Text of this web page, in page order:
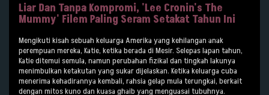
Liar Dan Tanpa Kompromi, 'Lee Cronin's The
Mummy' Filem Paling Seram Setakat Tahun Ini
Mengikuti kisah sebuah keluarga Amerika yang kehilangan anak
perempuan mereka, Katie, ketika berada di Mesir. Selepas lapan tahun,
Katie ditemui semula, namun perubahan fizikal dan tingkah lakunya
menimbulkan ketakutan yang sukar dijelaskan. Ketika keluarga cuba
menerima kehadirannya kembali, rahsia gelap mula terungkai, berkait
dengan mitos kuno dan kuasa ghaib yang menguasai tubuhnya.